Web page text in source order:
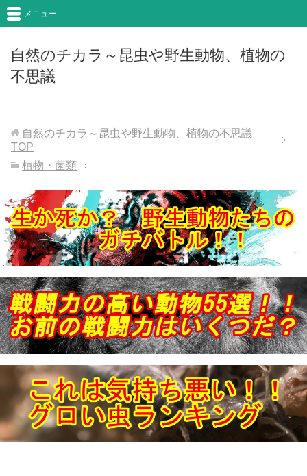
自然のチカラ～昆虫や野生動物、植物の
不思議
メニュー
自然のチカラ～昆虫や野生動物、植物の不思議
TOP
植物・菌類